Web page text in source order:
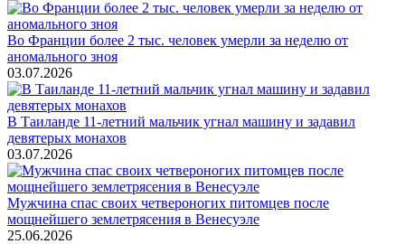
Во Франции более 2 тыс. человек умерли за неделю от
аномального зноя
03.07.2026
В Таиланде 11-летний мальчик угнал машину и задавил
девятерых монахов
03.07.2026
Мужчина спас своих четвероногих питомцев после
мощнейшего землетрясения в Венесуэле
25.06.2026